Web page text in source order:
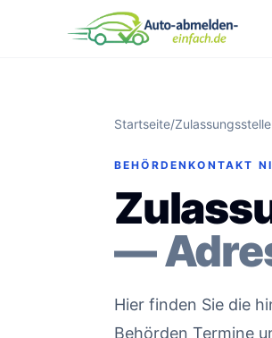
Startseite/
BEHÖRDENKONTAKT
—
Hier finden Sie die
Behörden Termine